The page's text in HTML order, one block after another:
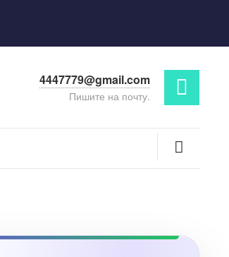
4447779@gmail.com
Пишите на почту.